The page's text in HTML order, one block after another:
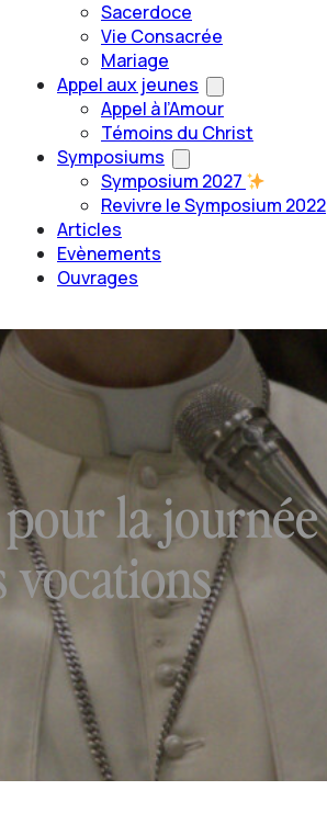
Sacerdoce
Vie Consacrée
Mariage
Appel aux jeunes
Appel à l’Amour
Témoins du Christ
Symposiums
Symposium 2027
Revivre le Symposium 2022
Articles
Evènements
Ouvrages
la journée